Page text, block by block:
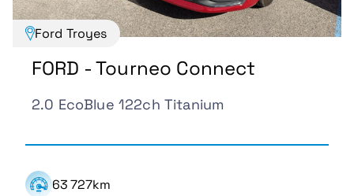
Ford Troyes
FORD - Tourneo Connect
2.0 EcoBlue 122ch Titanium
63 727km